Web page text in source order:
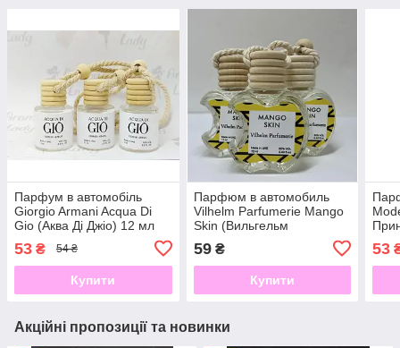
Парфум в автомобіль
Giorgio Armani Acqua Di
Gio (Аква Ді Джіо) 12 мл
53 ₴ 54 ₴
Купити
Парфюм в автомобиль
Vilhelm Parfumerie Mango
Skin (Вильгельм
Парфюмер Манго Скин)
12 мл
59₴
Купити
53
Акційні пропозиції та новинки